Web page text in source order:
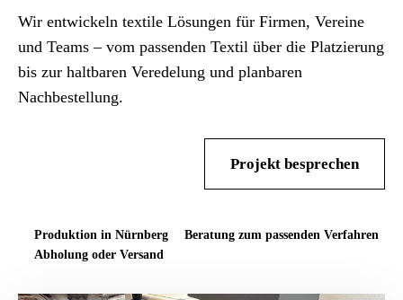
Wir entwickeln textile Lösungen für Firmen, Vereine
und Teams – vom passenden Textil über die Platzierung
bis zur haltbaren Veredelung und planbaren
Nachbestellung.
Projekt besprechen
Produktion in Nürnberg
Beratung zum passenden Verfahren
Abholung oder Versand